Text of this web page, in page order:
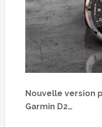
Nouvelle version
Garmin D2…